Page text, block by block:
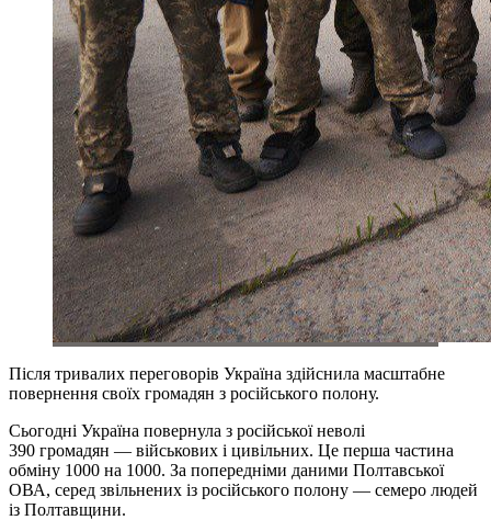
Після тривалих переговорів Україна здійснила масштабне
повернення своїх громадян з російського полону.
Сьогодні Україна повернула з російської неволі
390 громадян — військових і цивільних. Це перша частина
обміну 1000 на 1000. За попередніми даними Полтавської
ОВА, серед звільнених із російського полону — семеро людей
із Полтавщини.